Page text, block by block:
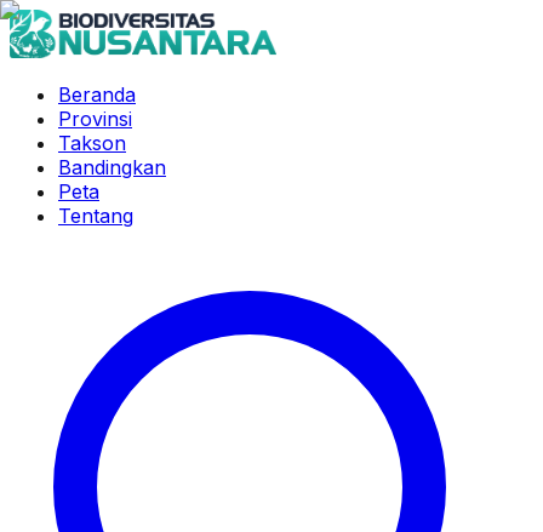
Beranda
Provinsi
Takson
Bandingkan
Peta
Tentang